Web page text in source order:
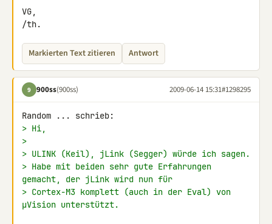
VG,
/th.
Markierten Text zitieren Antwort
9 900ss(900ss) 2009-06-14 15:31#1298295
> Hi,
>
> ULINK (Keil), jLink (Segger) würde ich sagen.
> Habe mit beiden sehr gute Erfahrungen
gemacht, der jLink wird nun für
> Cortex-M3 komplett (auch in der Eval) von
µVision unterstützt.